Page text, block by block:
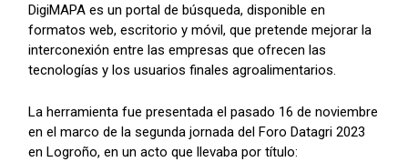
DigiMAPA es un portal de búsqueda, disponible en
formatos web, escritorio y móvil, que pretende mejorar la
interconexión entre las empresas que ofrecen las
tecnologías y los usuarios finales agroalimentarios.
La herramienta fue presentada el pasado 16 de noviembre
en el marco de la segunda jornada del Foro Datagri 2023
en Logroño, en un acto que llevaba por título: